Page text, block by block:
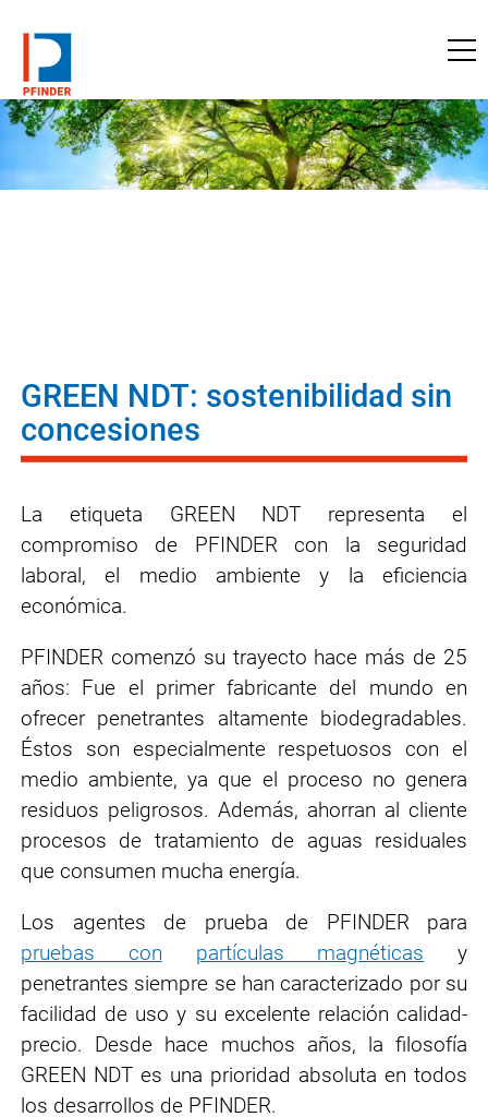
GREEN NDT: sostenibilidad sin
concesiones
La etiqueta GREEN NDT representa el
compromiso de PFINDER con la seguridad
laboral, el medio ambiente y la eficiencia
económica.
PFINDER comenzó su trayecto hace más de 25
años: Fue el primer fabricante del mundo en
ofrecer penetrantes altamente biodegradables.
Éstos son especialmente respetuosos con el
medio ambiente, ya que el proceso no genera
residuos peligrosos. Además, ahorran al cliente
procesos de tratamiento de aguas residuales
que consumen mucha energía.
Los agentes de prueba de PFINDER para
pruebas con
partículas magnéticas y
penetrantes siempre se han caracterizado por su
facilidad de uso y su excelente relación calidad-
precio. Desde hace muchos años, la filosofía
GREEN NDT es una prioridad absoluta en todos
los desarrollos de PFINDER.